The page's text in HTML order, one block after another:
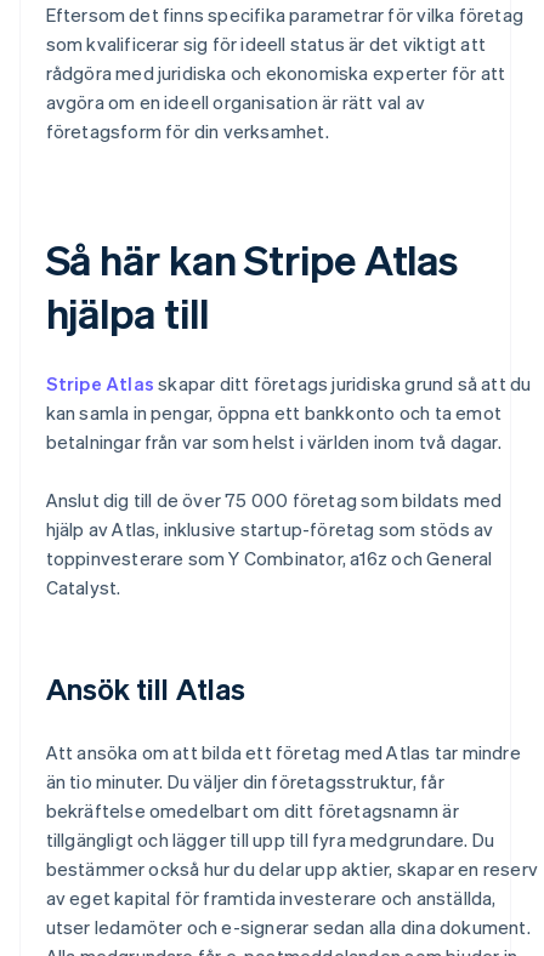
Eftersom det finns specifika parametrar för vilka företag
som kvalificerar sig för ideell status är det viktigt att
rådgöra med juridiska och ekonomiska experter för att
avgöra om en ideell organisation är rätt val av
företagsform för din verksamhet.
Så här kan Stripe Atlas
hjälpa till
Stripe Atlas skapar ditt företags juridiska grund så att du
kan samla in pengar, öppna ett bankkonto och ta emot
betalningar från var som helst i världen inom två dagar.
Anslut dig till de över 75 000 företag som bildats med
hjälp av Atlas, inklusive startup-företag som stöds av
toppinvesterare som Y Combinator, a16z och General
Catalyst.
Ansök till Atlas
Att ansöka om att bilda ett företag med Atlas tar mindre
än tio minuter. Du väljer din företagsstruktur, får
bekräftelse omedelbart om ditt företagsnamn är
tillgängligt och lägger till upp till fyra medgrundare. Du
bestämmer också hur du delar upp aktier, skapar en reserv
av eget kapital för framtida investerare och anställda,
utser ledamöter och e-signerar sedan alla dina dokument.